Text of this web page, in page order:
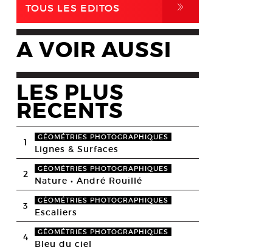
TOUS LES EDITOS ,
A VOIR AUSSI
LES PLUS
RECENTS
1 GÉOMÉTRIES PHOTOGRAPHIQUES
Lignes & Surfaces
2 GÉOMÉTRIES PHOTOGRAPHIQUES
Nature • André Rouillé
3 GÉOMÉTRIES PHOTOGRAPHIQUES
Escaliers
4 GÉOMÉTRIES PHOTOGRAPHIQUES
Bleu du ciel